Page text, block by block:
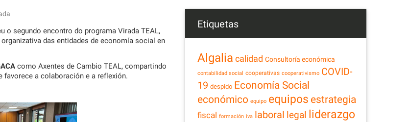
o segundo encontro do programa Virada TEAL,
das entidades de economía social en
como Axentes de Cambio TEAL, compartindo
favorece a colaboración e a reflexión.
Etiquetas
Algalia calidad Consultoría económica
contabilidad social cooperativas cooperativismo COVID-
19 despido Economía Social
económico equipo equipos estrategia
fiscal formación iva laboral legal liderazgo